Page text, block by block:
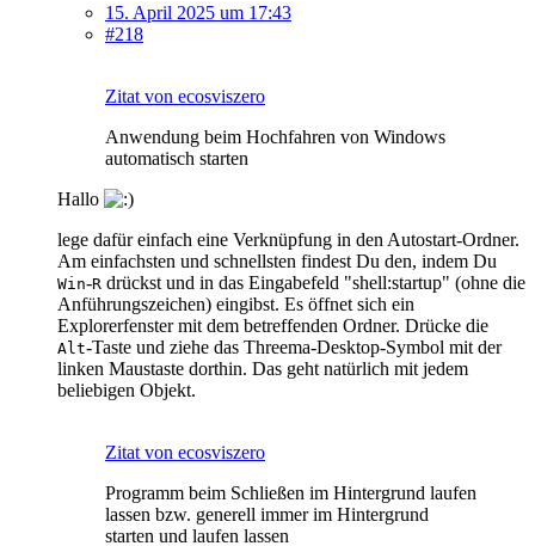
15. April 2025 um 17:43
#218
Zitat von ecosviszero
Anwendung beim Hochfahren von Windows
automatisch starten
Hallo
lege dafür einfach eine Verknüpfung in den Autostart-Ordner.
Am einfachsten und schnellsten findest Du den, indem Du
Win-R drückst und in das Eingabefeld "shell:startup" (ohne die
Anführungszeichen) eingibst. Es öffnet sich ein
Explorerfenster mit dem betreffenden Ordner. Drücke die
Alt-Taste und ziehe das Threema-Desktop-Symbol mit der
linken Maustaste dorthin. Das geht natürlich mit jedem
beliebigen Objekt.
Zitat von ecosviszero
Programm beim Schließen im Hintergrund laufen
lassen bzw. generell immer im Hintergrund
starten und laufen lassen